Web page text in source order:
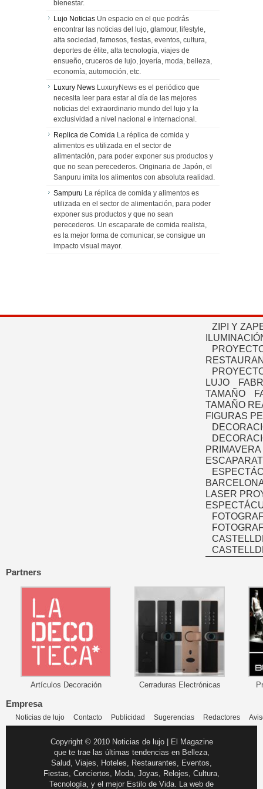
bienestar.
Lujo Noticias Un espacio en el que podrás
encontrar las noticias del lujo, glamour, lifestyle,
alta sociedad, famosos, fiestas, eventos, cultura,
deportes de élite, alta tecnología, viajes de
ensueño, cruceros de lujo, joyería, moda, belleza,
economía, automoción, etc.
Luxury News LuxuryNews es el periódico que
necesita leer para estar al día de las mejores
noticias del extraordinario mundo del lujo y la
exclusividad a nivel nacional e internacional.
Replica de Comida La réplica de comida y
alimentos es utilizada en el sector de
alimentación, para poder exponer sus productos y
que no sean perecederos. Originaria de Japón, el
Sanpuru imita los alimentos con absoluta realidad.
Sampuru La réplica de comida y alimentos es
utilizada en el sector de alimentación, para poder
exponer sus productos y que no sean
perecederos. Un escaparate de comida realista,
es la mejor forma de comunicar, se consigue un
impacto visual mayor.
ZIPI Y
LUJO
TAMAÑO
TAMAÑO
FIGURAS
PRIMAVERA
LASER
Partners
Artículos Decoración Cerraduras Electrónicas
Empresa
Noticias de lujo Contacto Publicidad Sugerencias Redactores
Copyright © 2010 Noticias de lujo | El Magazine
que te trae las últimas tendencias en Belleza,
Salud, Viajes, Hoteles, Restaurantes, Eventos,
Fiestas, Conciertos, Moda, Joyas, Relojes, Cultura,
Tecnología, y el mejor Estilo de Vida. La web de